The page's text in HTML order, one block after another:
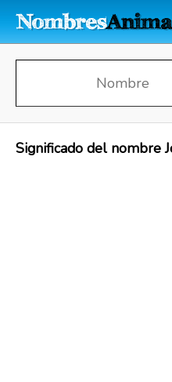
Significado del nombre